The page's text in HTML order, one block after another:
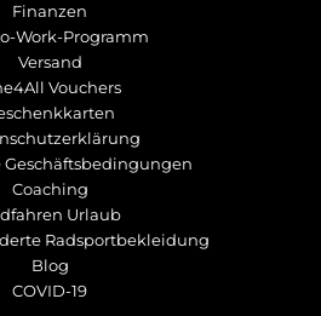
Finanzen
Work-Programm
Versand
Vouchers
Coaching
Urlaub
Radsportbekleidung
Blog
COVID-19